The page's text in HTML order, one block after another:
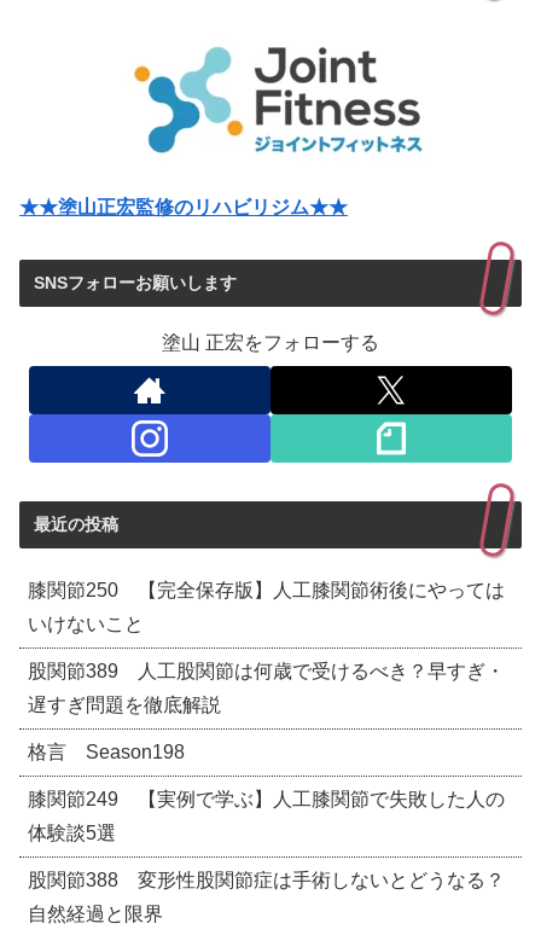
★★塗山正宏監修のリハビリジム★★
SNSフォローお願いします
塗山 正宏をフォローする
最近の投稿
膝関節250 【完全保存版】人工膝関節術後にやっては
いけないこと
股関節389 人工股関節は何歳で受けるべき？早すぎ・
遅すぎ問題を徹底解説
格言 Season198
膝関節249 【実例で学ぶ】人工膝関節で失敗した人の
体験談5選
股関節388 変形性股関節症は手術しないとどうなる？
自然経過と限界